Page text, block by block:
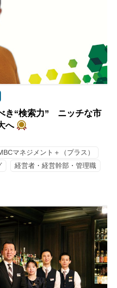
き“検索力” ニッチな市
へ
マネジメント＋（プラス）
経営者・経営幹部・管理職